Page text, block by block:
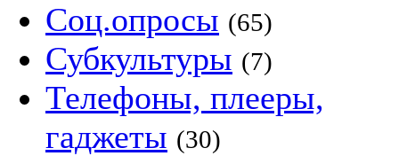
Соц.опросы (65)
Субкультуры (7)
Телефоны, плееры,
гаджеты (30)